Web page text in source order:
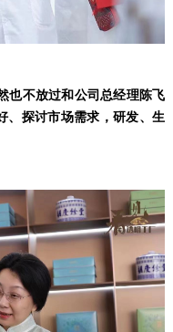
不放过和公司总经理陈飞
、探讨市场需求，研发、生